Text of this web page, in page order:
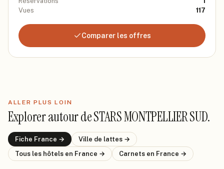
Vues
117
Comparer les offres
ALLER PLUS LOIN
Explorer autour deSTARS MONTPELLIER SUD.
Fiche France → Ville de lattes →
Tous les hôtels en France → Carnets en France →